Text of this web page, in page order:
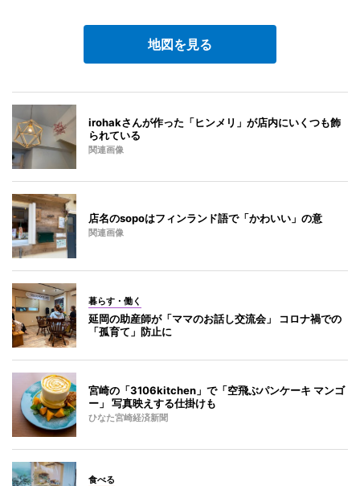
地図を見る
irohakさんが作った「ヒンメリ」が店内にいくつも飾
られている
関連画像
店名のsopoはフィンランド語で「かわいい」の意
関連画像
暮らす・働く
延岡の助産師が「ママのお話し交流会」 コロナ禍での
「孤育て」防止に
宮崎の「3106kitchen」で「空飛ぶパンケーキ マンゴ
ー」 写真映えする仕掛けも
ひなた宮崎経済新聞
食べる